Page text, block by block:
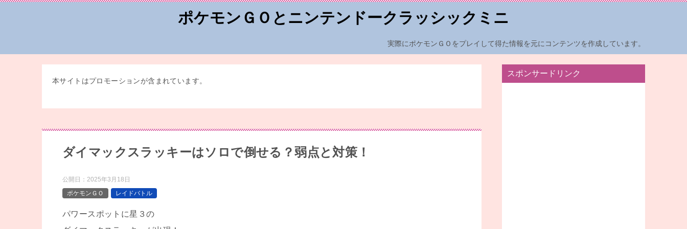
ポケモンＧＯとニンテンドークラッシックミニ
実際にポケモンＧＯをプレイして得た情報を元にコンテンツを作成しています。
本サイトはプロモーションが含まれています。
ダイマックスラッキーはソロで倒せる？弱点と対策！
公開日： 2025年3月18日
ポケモンＧＯ
レイドバトル
パワースポットに星３の
スポンサードリンク